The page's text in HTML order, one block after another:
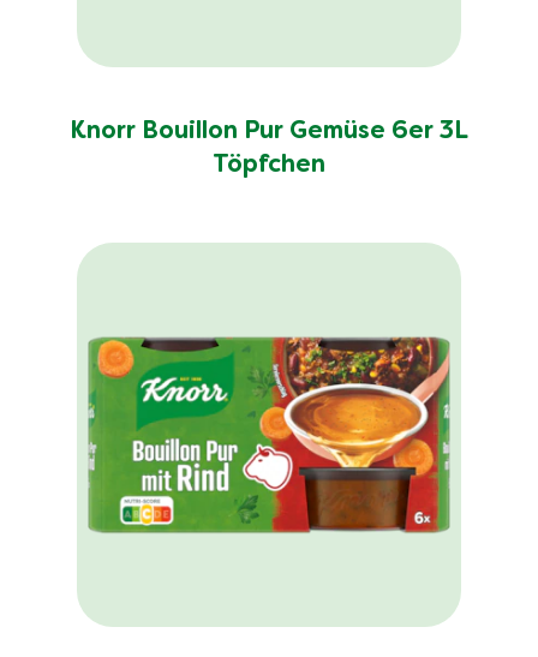
Knorr Bouillon Pur Gemüse 6er 3L
Töpfchen